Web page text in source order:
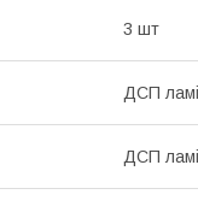
3 шт
ДСП
ДСП